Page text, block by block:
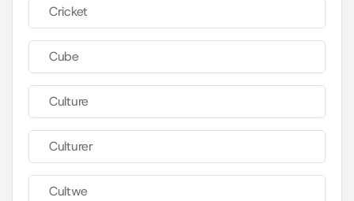
Cricket
Cube
Culture
Culturer
Cultwe